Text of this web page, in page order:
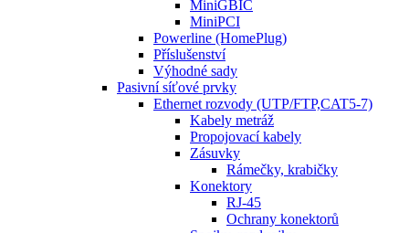
MiniGBIC
MiniPCI
Powerline (HomePlug)
Příslušenství
Výhodné sady
Pasivní síťové prvky
Ethernet rozvody (UTP/FTP,CAT5-7)
Kabely metráž
Propojovací kabely
Zásuvky
Rámečky, krabičky
Konektory
RJ-45
Ochrany konektorů